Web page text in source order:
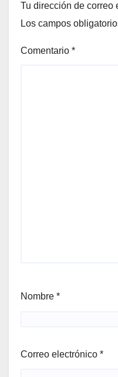
Tu dirección de correo
Los campos
Comentario *
Nombre *
Correo electrónico *